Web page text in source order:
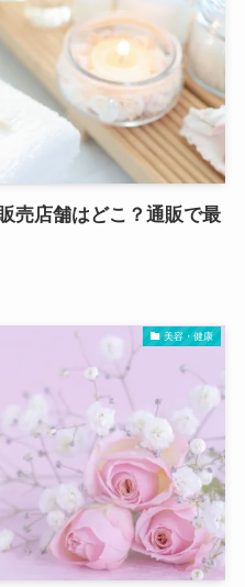
売店舗はどこ？通販で最
美容・健康